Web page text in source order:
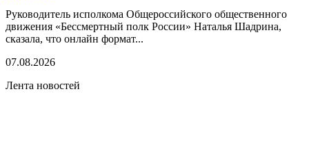
Руководитель исполкома Общероссийского общественного
движения «Бессмертный полк России» Наталья Шадрина,
сказала, что онлайн формат...
07.08.2026
Лента новостей